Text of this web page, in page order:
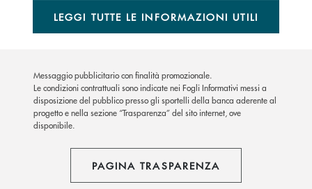
LEGGI TUTTE LE INFORMAZIONI UTILI
Messaggio pubblicitario con finalità promozionale.
Le condizioni contrattuali sono indicate nei Fogli Informativi messi a
disposizione del pubblico presso gli sportelli della banca aderente al
progetto e nella sezione “Trasparenza” del sito internet, ove
disponibile.
PAGINA TRASPARENZA